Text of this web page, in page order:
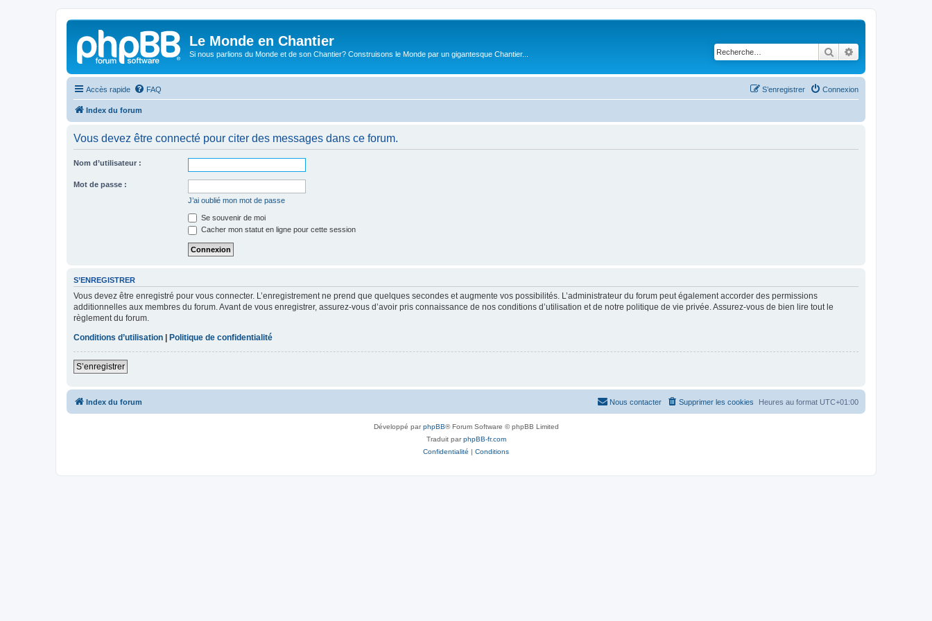
Le Monde en Chantier
Si nous parlions du Monde et de son Chantier? Construisons le Monde par un gigantesque Chantier... Rechercher
Accès rapide FAQ Connexion
S’enregistrer
Index du forum
Vous devez être connecté pour citer des messages dans ce forum.
Nom d’utilisateur :
Mot de passe :
J’ai oublié mon mot de passe
Se souvenir de moi
Cacher mon statut en ligne pour cette session
S’ENREGISTRER
Vous devez être enregistré pour vous connecter. L’enregistrement ne prend que quelques secondes et augmente vos possibilités. L’administrateur du forum peut également accorder des permissions
additionnelles aux membres du forum. Avant de vous enregistrer, assurez-vous d’avoir pris connaissance de nos conditions d’utilisation et de notre politique de vie privée. Assurez-vous de bien lire tout le
règlement du forum.
Conditions d’utilisation
Politique de confidentialité
S’enregistrer
Index du forum Heures au format UTC+01:00
Supprimer les cookies
Nous contacter
Développé parphpBB® Forum Software © phpBB Limited
Traduit parphpBB-fr.com
Confidentialité | Conditions